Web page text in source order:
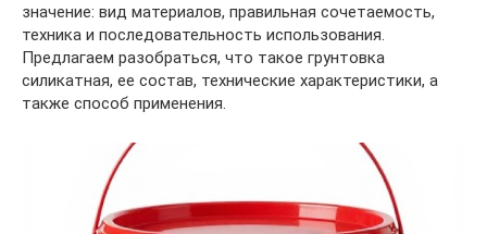
значение: вид материалов, правильная сочетаемость,
техника и последовательность использования.
Предлагаем разобраться, что такое грунтовка
силикатная, ее состав, технические характеристики, а
также способ применения.